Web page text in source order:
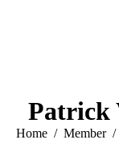
Patrick
You are here:
Home Member